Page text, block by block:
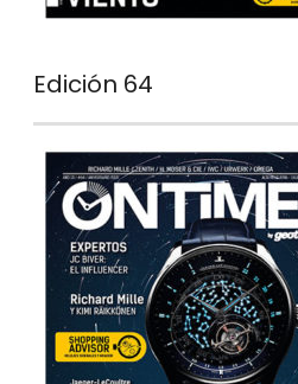
Edición 64